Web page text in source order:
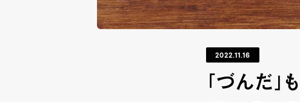
2022.11.16
「づんだ」